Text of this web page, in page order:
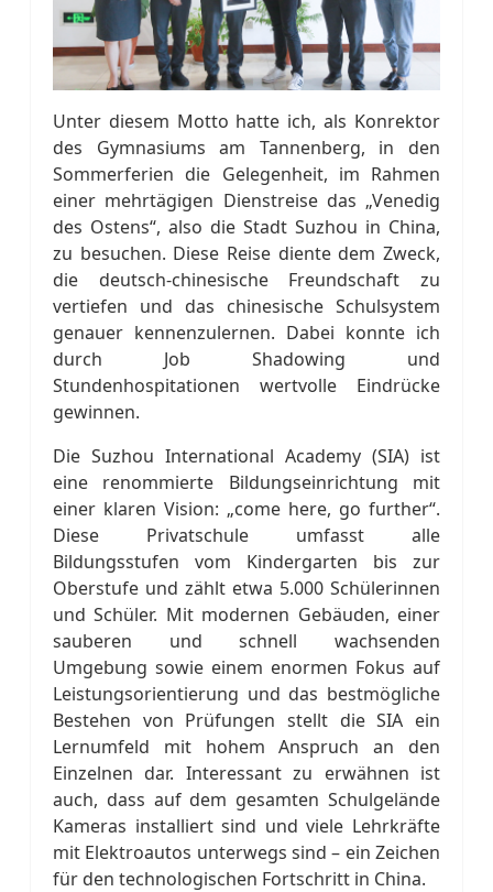
Unter diesem Motto hatte ich, als Konrektor
des Gymnasiums am Tannenberg, in den
Sommerferien die Gelegenheit, im Rahmen
einer mehrtägigen Dienstreise das „Venedig
des Ostens“, also die Stadt Suzhou in China,
zu besuchen. Diese Reise diente dem Zweck,
die deutsch-chinesische Freundschaft zu
vertiefen und das chinesische Schulsystem
genauer kennenzulernen. Dabei konnte ich
durch Job Shadowing und
Stundenhospitationen wertvolle Eindrücke
gewinnen.
Die Suzhou International Academy (SIA) ist
eine renommierte Bildungseinrichtung mit
einer klaren Vision: „come here, go further“.
Diese Privatschule umfasst alle
Bildungsstufen vom Kindergarten bis zur
Oberstufe und zählt etwa 5.000 Schülerinnen
und Schüler. Mit modernen Gebäuden, einer
sauberen und schnell wachsenden
Umgebung sowie einem enormen Fokus auf
Leistungsorientierung und das bestmögliche
Bestehen von Prüfungen stellt die SIA ein
Lernumfeld mit hohem Anspruch an den
Einzelnen dar. Interessant zu erwähnen ist
auch, dass auf dem gesamten Schulgelände
Kameras installiert sind und viele Lehrkräfte
mit Elektroautos unterwegs sind – ein Zeichen
für den technologischen Fortschritt in China.